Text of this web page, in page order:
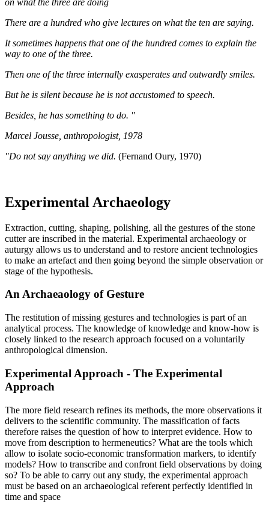
There are a hundred who give lectures on what the ten are saying.
It sometimes happens that one of the hundred comes to explain the
way to one of the three.
Then one of the three internally exasperates and outwardly smiles.
But he is silent because he is not accustomed to speech.
Besides, he has something to do. "
Marcel Jousse, anthropologist, 1978
"Do not say anything we did. (Fernand Oury, 1970)
Experimental Archaeology
Extraction, cutting, shaping, polishing, all the gestures of the stone
cutter are inscribed in the material. Experimental archaeology or
auturgy allows us to understand and to restore ancient technologies
to make an artefact and then going beyond the simple observation or
stage of the hypothesis.
An Archaeaology of Gesture
The restitution of missing gestures and technologies is part of an
analytical process. The knowledge of knowledge and know-how is
closely linked to the research approach focused on a voluntarily
anthropological dimension.
Experimental Approach - The Experimental
Approach
The more field research refines its methods, the more observations it
delivers to the scientific community. The massification of facts
therefore raises the question of how to interpret evidence. How to
move from description to hermeneutics? What are the tools which
allow to isolate socio-economic transformation markers, to identify
models? How to transcribe and confront field observations by doing
so? To be able to carry out any study, the experimental approach
must be based on an archaeological referent perfectly identified in
time and space